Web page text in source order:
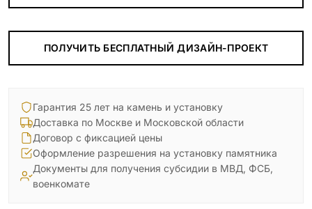
ПОЛУЧИТЬ БЕСПЛАТНЫЙ ДИЗАЙН-ПРОЕКТ
Гарантия 25 лет на камень и установку
Доставка по Москве и Московской области
Договор с фиксацией цены
Оформление разрешения на установку памятника
Документы для получения субсидии в МВД, ФСБ,
военкомате